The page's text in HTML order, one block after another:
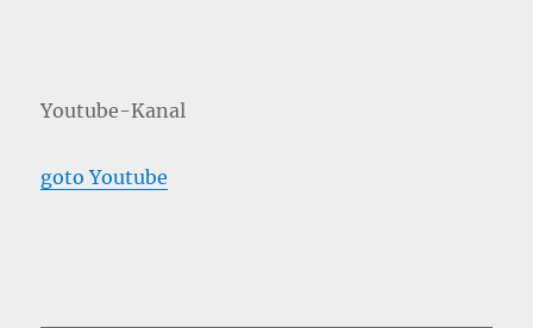
Youtube-Kanal
goto Youtube